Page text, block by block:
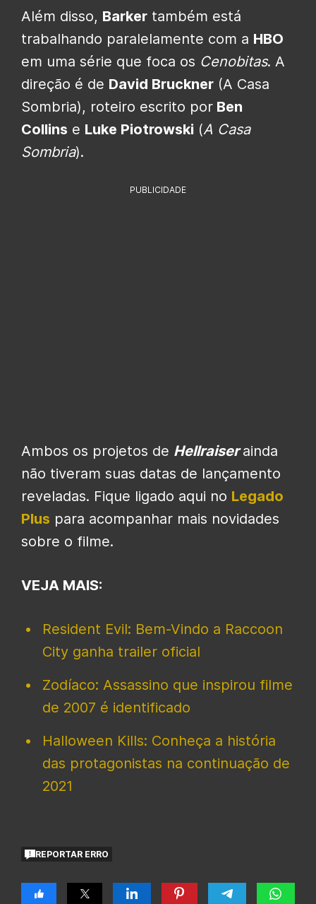
Além disso, Barker também está
trabalhando paralelamente com a HBO
em uma série que foca os Cenobitas. A
direção é de David Bruckner (A Casa
Sombria), roteiro escrito por Ben
Collins e Luke Piotrowski (A Casa
Sombria).
PUBLICIDADE
Ambos os projetos de Hellraiser ainda
não tiveram suas datas de lançamento
reveladas. Fique ligado aqui no Legado
Plus para acompanhar mais novidades
sobre o filme.
VEJA MAIS:
Resident Evil: Bem-Vindo a Raccoon
City ganha trailer oficial
Zodíaco: Assassino que inspirou filme
de 2007 é identificado
Halloween Kills: Conheça a história
das protagonistas na continuação de
2021
REPORTAR ERRO